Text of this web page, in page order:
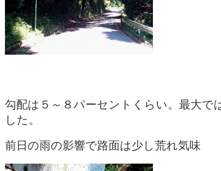
勾配は５～８パーセントくらい。最大で
した。
前日の雨の影響で路面は少し荒れ気味